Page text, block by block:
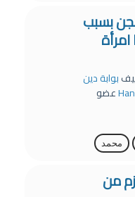
بسبب
بوابة دين
عضو
محمد
من